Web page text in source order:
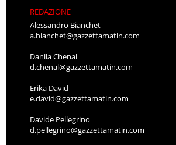
REDAZIONE
Alessandro Bianchet
a.bianchet@gazzettamatin.com
Danila Chenal
d.chenal@gazzettamatin.com
Erika David
e.david@gazzettamatin.com
Davide Pellegrino
d.pellegrino@gazzettamatin.com